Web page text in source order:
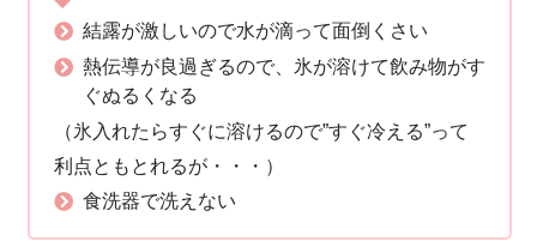
結露が激しいので水が滴って面倒くさい
熱伝導が良過ぎるので、氷が溶けて飲み物がす
ぐぬるくなる
（氷入れたらすぐに溶けるので”すぐ冷える”って
利点ともとれるが・・・）
食洗器で洗えない